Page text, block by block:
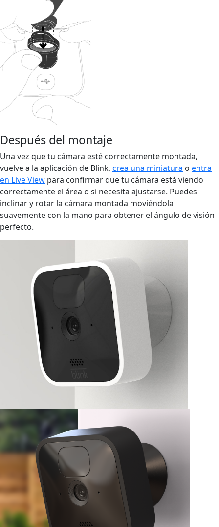
Después del montaje
Una vez que tu cámara esté correctamente montada,
vuelve a la aplicación de Blink, crea una miniatura o entra
en Live View para confirmar que tu cámara está viendo
correctamente el área o si necesita ajustarse. Puedes
inclinar y rotar la cámara montada moviéndola
suavemente con la mano para obtener el ángulo de visión
perfecto.